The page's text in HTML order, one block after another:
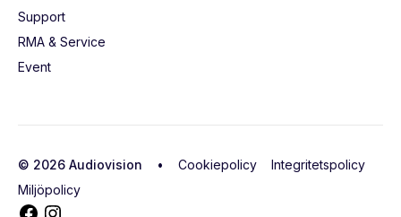
Support
RMA & Service
Event
© 2026 Audiovision • Cookiepolicy
Integritetspolicy
Miljöpolicy